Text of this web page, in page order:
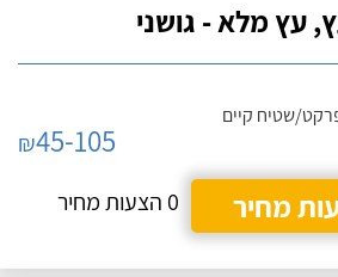
עץ מלא - גושני
שטיח קיים
₪45-105
מחיר
0 הצעות מחיר